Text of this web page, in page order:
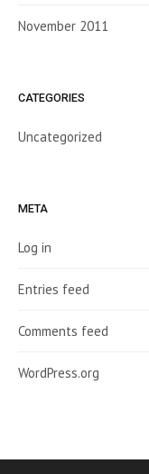
November 2011
CATEGORIES
Uncategorized
META
Log in
Entries feed
Comments feed
WordPress.org